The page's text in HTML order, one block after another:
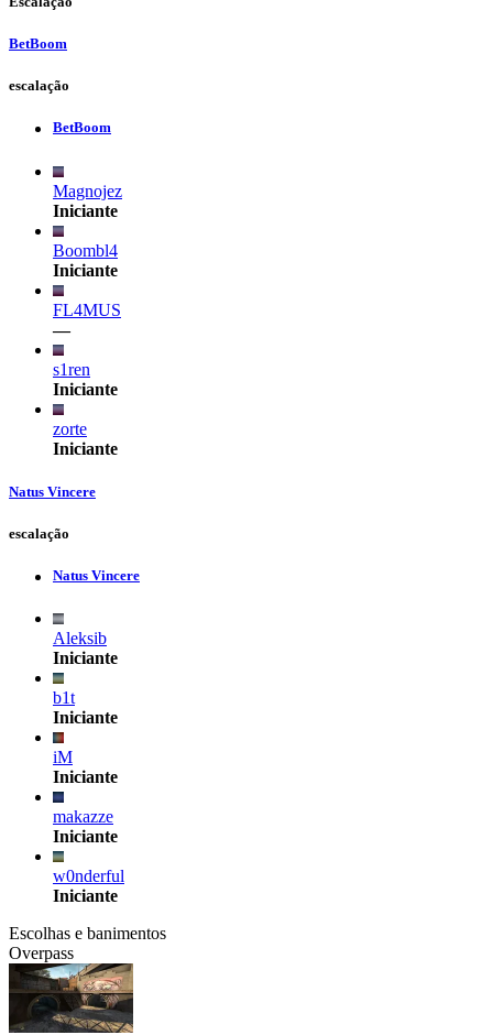
BetBoom
escalação
BetBoom
Magnojez
Iniciante
Boombl4
Iniciante
FL4MUS
—
s1ren
Iniciante
zorte
Iniciante
Natus Vincere
escalação
Natus Vincere
Aleksib
Iniciante
b1t
Iniciante
iM
Iniciante
makazze
Iniciante
w0nderful
Iniciante
Escolhas e banimentos
Overpass